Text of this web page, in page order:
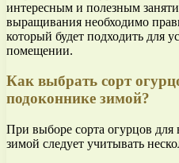
интересным и полезным
выращивания необходимо
который будет подходить для
помещении.
Как выбрать сорт
подоконнике зимой?
При выборе сорта огурцов
зимой следует учитывать